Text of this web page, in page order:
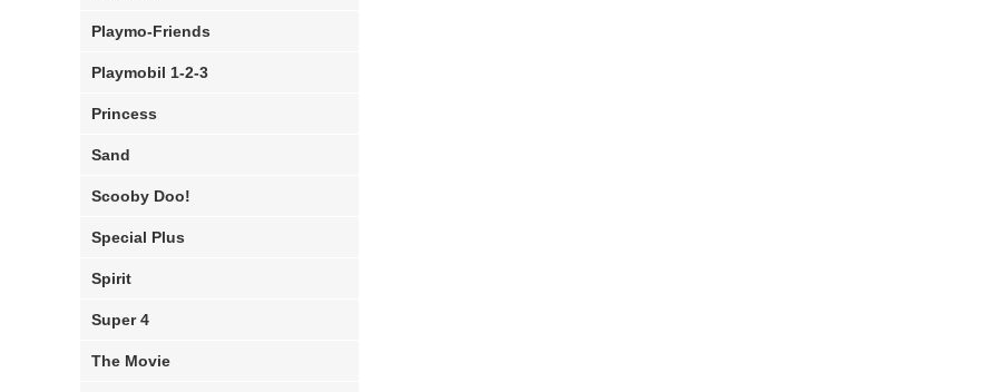
Playmo-Friends
Playmobil 1-2-3
Princess
Sand
Scooby Doo!
Special Plus
Spirit
Super 4
The Movie